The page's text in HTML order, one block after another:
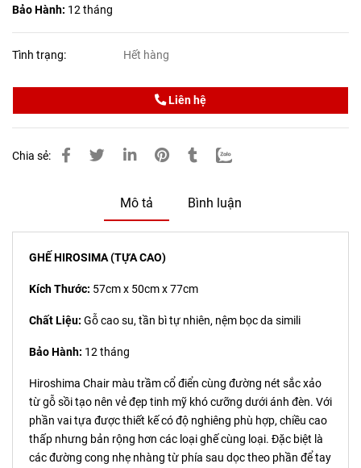
Bảo Hành: 12 tháng
Tình trạng: Hết hàng
Liên hệ
Chia sẻ:
Mô tả Bình luận
GHẾ HIROSIMA (TỰA CAO)
Kích Thước: 57cm x 50cm x 77cm
Chất Liệu: Gỗ cao su, tần bì tự nhiên, nệm bọc da simili
Bảo Hành: 12 tháng
Hiroshima Chair màu trầm cổ điển cùng đường nét sắc xảo
từ gỗ sồi tạo nên vẻ đẹp tinh mỹ khó cưỡng dưới ánh đèn. Với
phần vai tựa được thiết kế có độ nghiêng phù hợp, chiều cao
thấp nhưng bản rộng hơn các loại ghế cùng loại. Đặc biệt là
các đường cong nhẹ nhàng từ phía sau dọc theo phần để tay